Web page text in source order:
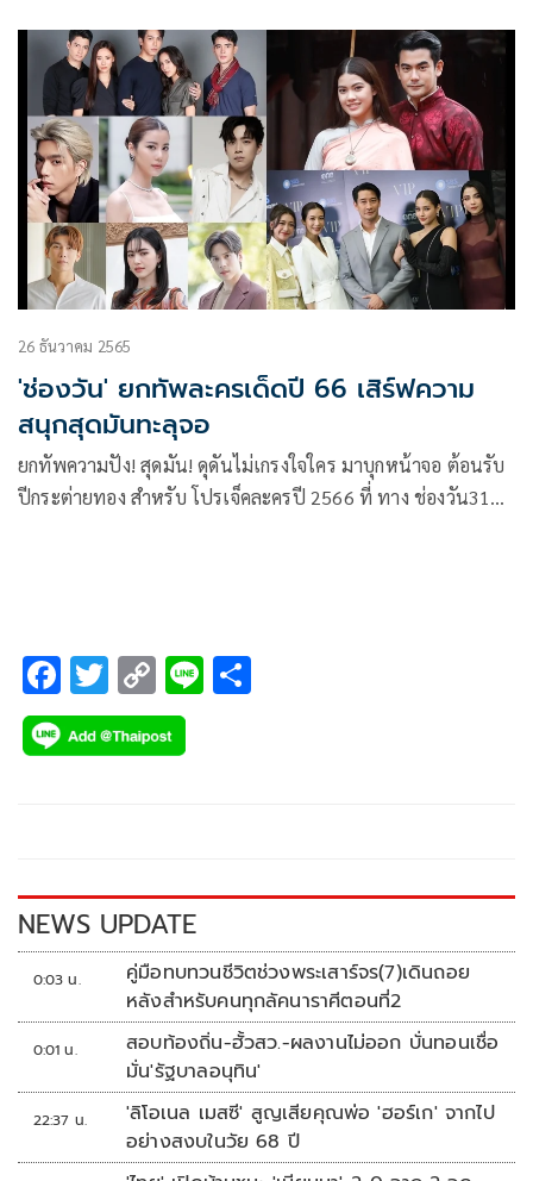
เต้นกันต่อกับเพลง “วอนอ้ายอย่าหลายใจ” แนวเพลงลูกทุ่ง
หมอลำน่ารักๆ แนวอ้อนหนุ่มๆ ว่าถ้าคบกันแล้วอย่าเจ้าชู้หลาย
ใจ ให้รักเดียวใจเดียว
26 ธันวาคม 2565
'ช่องวัน' ยกทัพละครเด็ดปี 66 เสิร์ฟความ
สนุกสุดมันทะลุจอ
ยกทัพความปัง! สุดมัน! ดุดันไม่เกรงใจใคร มาบุกหน้าจอ ต้อนรับ
ปีกระต่ายทอง สำหรับ โปรเจ็คละครปี 2566 ที่ ทาง ช่องวัน31
F
ac
e
k
T
wi
tt
C
o
p
k
Li
NEWS UPDATE
0:03 น.
คู่มือทบทวนชีวิตช่วงพระเสาร์จร(7)เดินถอย
หลังสำหรับคนทุกลัคนาราศีตอนที่2
0:01 น.
สอบท้องถิ่น-ฮั้วสว.-ผลงานไม่ออก บั่นทอนเชื่อ
มั่น'รัฐบาลอนุทิน'
22:37 น.
'ลิโอเนล เมสซี' สูญเสียคุณพ่อ 'ฮอร์เก' จากไป
อย่างสงบในวัย 68 ปี